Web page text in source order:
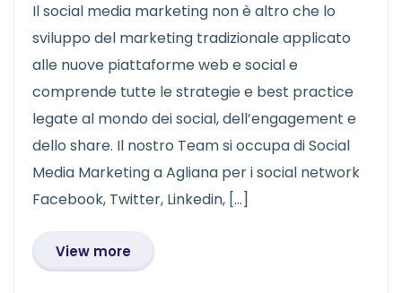
Il social media marketing non è altro che lo
sviluppo del marketing tradizionale applicato
alle nuove piattaforme web e social e
comprende tutte le strategie e best practice
legate al mondo dei social, dell’engagement e
dello share. Il nostro Team si occupa di Social
Media Marketing a Agliana per i social network
Facebook, Twitter, Linkedin, […]
View more